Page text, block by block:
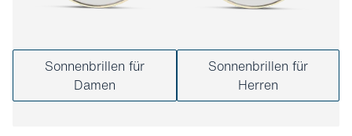
Sonnenbrillen für
Damen
Sonnenbrillen für
Herren